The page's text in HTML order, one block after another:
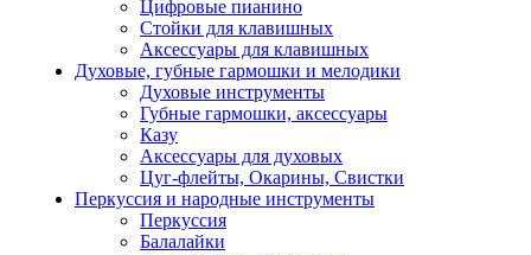
Цифровые пианино
Стойки для клавишных
Аксессуары для клавишных
Духовые, губные гармошки и мелодики
Духовые инструменты
Губные гармошки, аксессуары
Казу
Аксессуары для духовых
Цуг-флейты, Окарины, Свистки
Перкуссия и народные инструменты
Перкуссия
Балалайки